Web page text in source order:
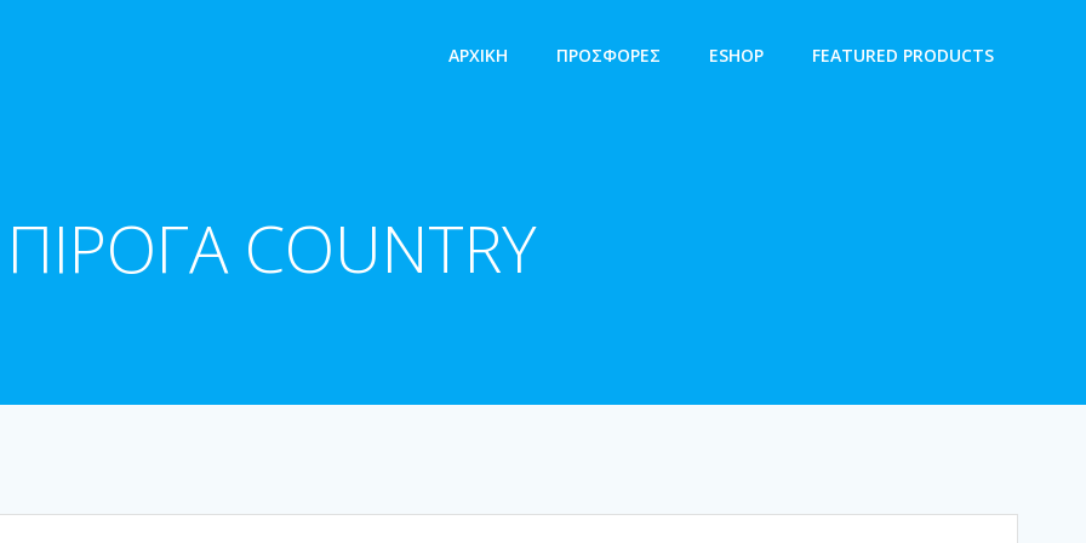
ΑΡΧΙΚΉ ΠΡΟΣΦΟΡΕΣ ESHOP FEATURED PRODUCTS
ΠΙΡΟΓΑ COUNTRY